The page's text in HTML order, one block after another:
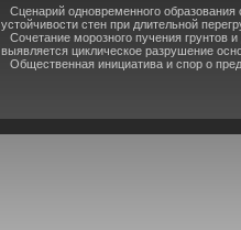
Сценарий одновременного
устойчивости стен при длительной
Сочетание морозного пучения грунтов
выявляется циклическое разрушение
Общественная инициатива и спор о